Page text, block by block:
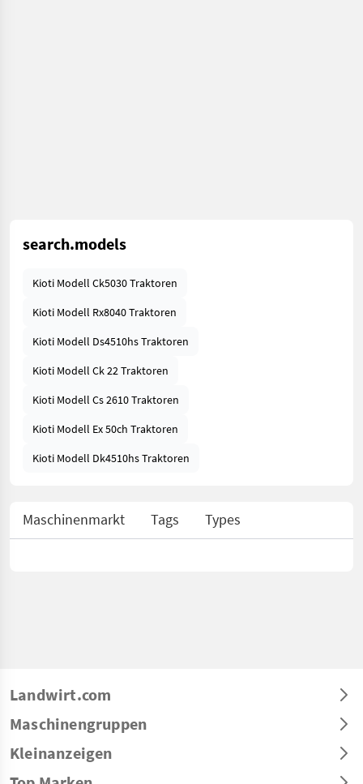
search.models
Kioti Modell Ck5030 Traktoren
Kioti Modell Rx8040 Traktoren
Kioti Modell Ds4510hs Traktoren
Kioti Modell Ck 22 Traktoren
Kioti Modell Cs 2610 Traktoren
Kioti Modell Ex 50ch Traktoren
Kioti Modell Dk4510hs Traktoren
Maschinenmarkt Tags Types
Landwirt.com
Maschinengruppen
Kleinanzeigen